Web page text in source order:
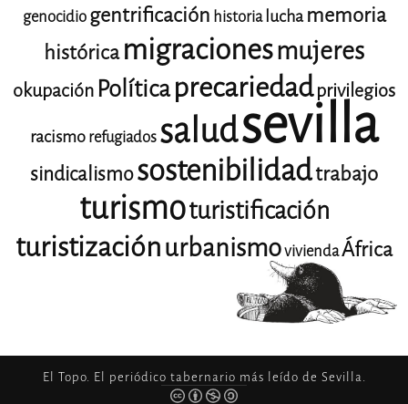
genocidiogentrificación historia lucha memoria
histórica migracionesmujeres
okupaciónPolíticaprecariedadprivilegios
racismorefugiadossaludsevilla
sindicalismosostenibilidadtrabajo
turismoturistificación
turistizaciónurbanismoviviendaÁfrica
El Topo. El periódico tabernario más leído de Sevilla.